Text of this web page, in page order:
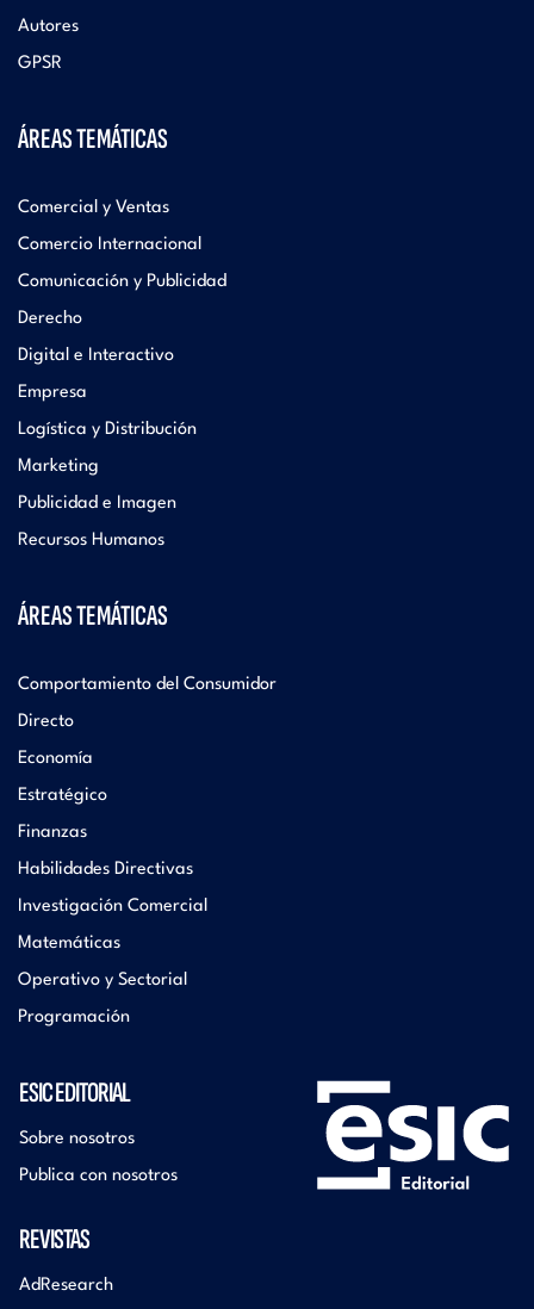
Autores
GPSR
ÁREAS TEMÁTICAS
Comercial y Ventas
Comercio Internacional
Comunicación y Publicidad
Derecho
Digital e Interactivo
Empresa
Logística y Distribución
Marketing
Publicidad e Imagen
Recursos Humanos
ÁREAS TEMÁTICAS
Comportamiento del Consumidor
Directo
Economía
Estratégico
Finanzas
Habilidades Directivas
Investigación Comercial
Matemáticas
Operativo y Sectorial
Programación
ESIC EDITORIAL
Sobre nosotros
Publica con nosotros
REVISTAS
AdResearch